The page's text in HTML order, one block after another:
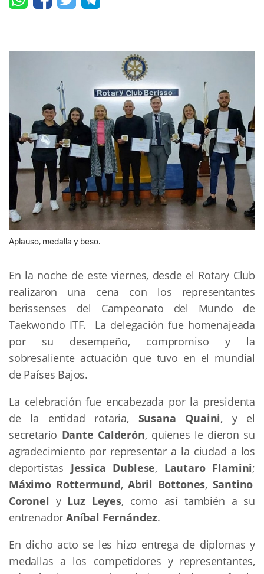
Aplauso, medalla y beso.
En la noche de este viernes, desde el Rotary Club
realizaron una cena con los representantes
berissenses del Campeonato del Mundo de
Taekwondo ITF. La delegación fue homenajeada
por su desempeño, compromiso y la
sobresaliente actuación que tuvo en el mundial
de Países Bajos.
La celebración fue encabezada por la presidenta
de la entidad rotaria, Susana Quaini, y el
secretario Dante Calderón, quienes le dieron su
agradecimiento por representar a la ciudad a los
deportistas Jessica Dublese, Lautaro Flamini;
Máximo Rottermund, Abril Bottones, Santino
Coronel y Luz Leyes, como así también a su
entrenador Aníbal Fernández.
En dicho acto se les hizo entrega de diplomas y
medallas a los competidores y representantes,